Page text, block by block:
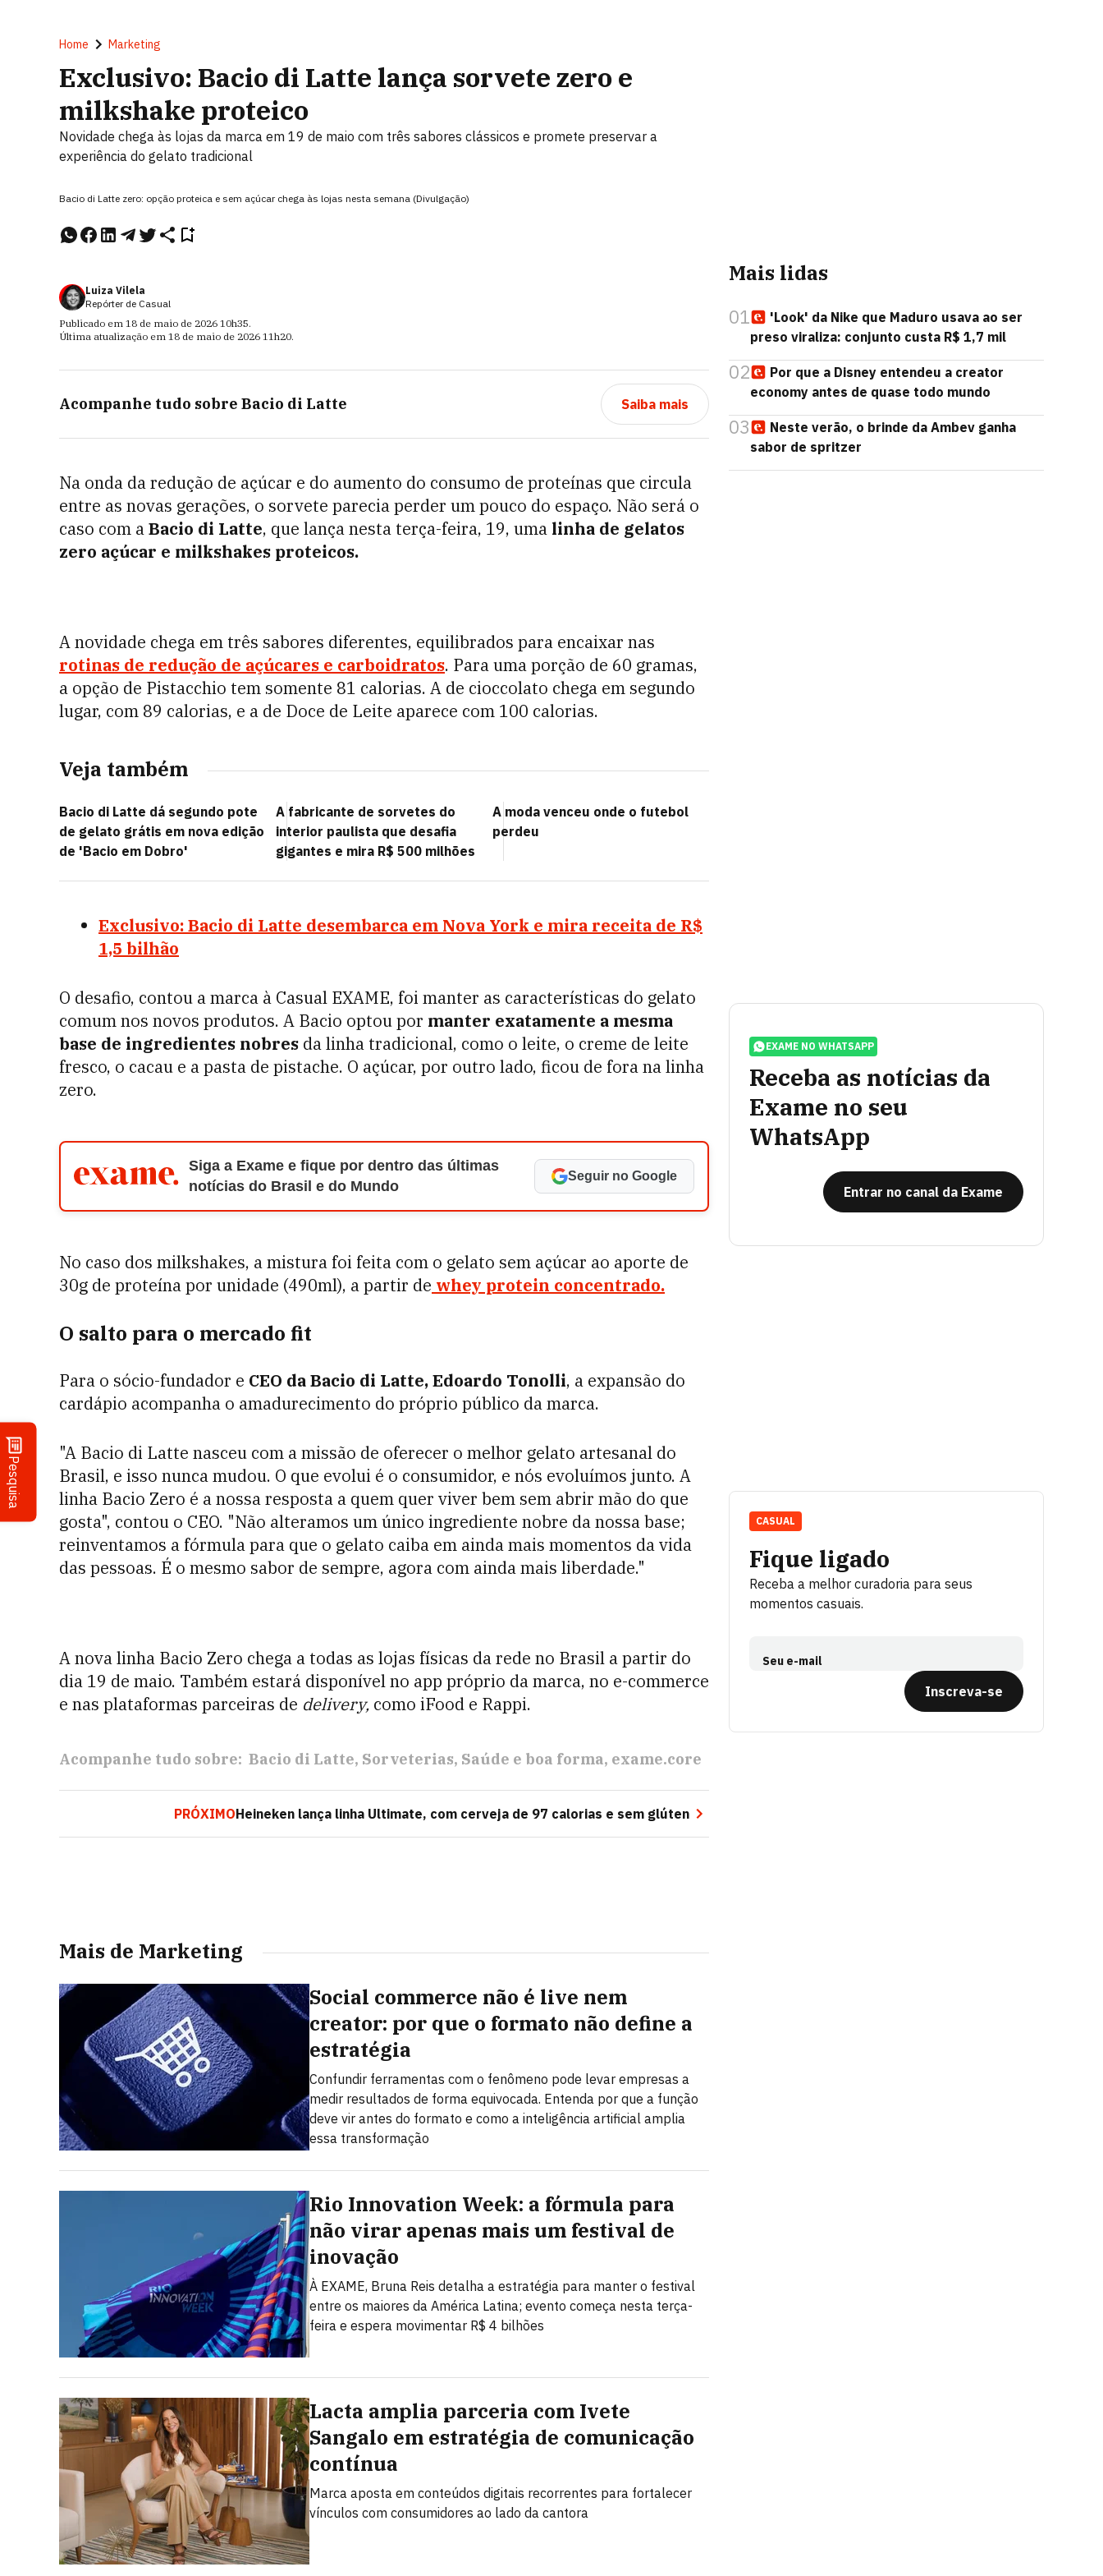
Pesquisa
Home Marketing
Exclusivo: Bacio di Latte lança sorvete zero e
milkshake proteico
Novidade chega às lojas da marca em 19 de maio com três sabores clássicos e promete preservar a
experiência do gelato tradicional
Bacio di Latte zero: opção proteica e sem açúcar chega às lojas nesta semana (Divulgação)
Luiza Vilela
Repórter de Casual
Publicado em 18 de maio de 2026 10h35.
Última atualização em 18 de maio de 2026 11h20.
Acompanhe tudo sobre Bacio di Latte Saiba mais
Na onda da redução de açúcar e do aumento do consumo de proteínas que circula
entre as novas gerações, o sorvete parecia perder um pouco do espaço. Não será o
caso com aBacio di Latte, que lança nesta terça-feira, 19, uma linha de gelatos
zero açúcar e milkshakes proteicos.
A novidade chega em três sabores diferentes, equilibrados para encaixar nas
rotinas de redução de açúcares e carboidratos. Para uma porção de 60 gramas,
a opção de Pistacchio tem somente 81 calorias. A de cioccolato chega em segundo
lugar, com 89 calorias, e a de Doce de Leite aparece com 100 calorias.
Veja também
Bacio di Latte dá segundo pote
de gelato grátis em nova edição
de 'Bacio em Dobro'
A fabricante de sorvetes do
interior paulista que desafia
gigantes e mira R$ 500 milhões
A moda venceu onde o futebol
perdeu
Exclusivo: Bacio di Latte desembarca em Nova York e mira receita de R$
1,5 bilhão
O desafio, contou a marca à Casual EXAME, foi manter as características do gelato
comum nos novos produtos. A Bacio optou por manter exatamente a mesma
base de ingredientes nobres da linha tradicional, como o leite, o creme de leite
fresco, o cacau e a pasta de pistache. O açúcar, por outro lado, ficou de fora na linha
zero.
Siga a Exame e fique por dentro das últimas
notícias do Brasil e do Mundo
Seguir no Google
No caso dos milkshakes, a mistura foi feita com o gelato sem açúcar ao aporte de
30g de proteína por unidade (490ml), a partir de whey protein concentrado.
O salto para o mercado fit
Para o sócio-fundador e CEO da Bacio di Latte, Edoardo Tonolli, a expansão do
cardápio acompanha o amadurecimento do próprio público da marca.
"A Bacio di Latte nasceu com a missão de oferecer o melhor gelato artesanal do
Brasil, e isso nunca mudou. O que evolui é o consumidor, e nós evoluímos junto. A
linha Bacio Zero é a nossa resposta a quem quer viver bem sem abrir mão do que
gosta", contou o CEO. "Não alteramos um único ingrediente nobre da nossa base;
reinventamos a fórmula para que o gelato caiba em ainda mais momentos da vida
das pessoas. É o mesmo sabor de sempre, agora com ainda mais liberdade."
A nova linha Bacio Zero chega a todas as lojas físicas da rede no Brasil a partir do
dia 19 de maio. Também estará disponível no app próprio da marca, no e-commerce
e nas plataformas parceiras de delivery, como iFood e Rappi.
Acompanhe tudo sobre: Bacio di Latte Sorveterias Saúde e boa forma exame.core
PRÓXIMOHeineken lança linha Ultimate, com cerveja de 97 calorias e sem glúten
Mais de Marketing
Social commerce não é live nem
creator: por que o formato não define a
estratégia
Confundir ferramentas com o fenômeno pode levar empresas a
medir resultados de forma equivocada. Entenda por que a função
deve vir antes do formato e como a inteligência artificial amplia
essa transformação
Rio Innovation Week: a fórmula para
não virar apenas mais um festival de
inovação
À EXAME, Bruna Reis detalha a estratégia para manter o festival
entre os maiores da América Latina; evento começa nesta terça-
feira e espera movimentar R$ 4 bilhões
Lacta amplia parceria com Ivete
Sangalo em estratégia de comunicação
contínua
Marca aposta em conteúdos digitais recorrentes para fortalecer
vínculos com consumidores ao lado da cantora
Mais lidas
01
'Look' da Nike que Maduro usava ao ser
preso viraliza: conjunto custa R$ 1,7 mil
02
Por que a Disney entendeu a creator
economy antes de quase todo mundo
03
Neste verão, o brinde da Ambev ganha
sabor de spritzer
EXAME NO WHATSAPP
Receba as notícias da
Exame no seu
WhatsApp
Entrar no canal da Exame
Fique ligado
Receba a melhor curadoria para seus
momentos casuais.
Seu e-mail
Inscreva-se
CASUAL